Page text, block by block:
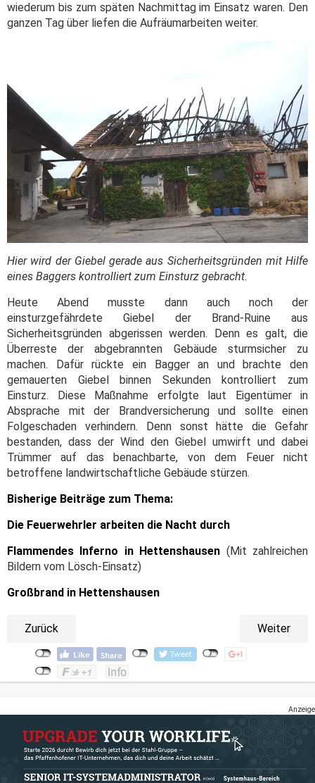
wiederum bis zum späten Nachmittag im Einsatz waren. Den
ganzen Tag über liefen die Aufräumarbeiten weiter.
Hier wird der Giebel gerade aus Sicherheitsgründen mit Hilfe
eines Baggers kontrolliert zum Einsturz gebracht.
Heute Abend musste dann auch noch der
einsturzgefährdete Giebel der Brand-Ruine aus
Sicherheitsgründen abgerissen werden. Denn es galt, die
Überreste der abgebrannten Gebäude sturmsicher zu
machen. Dafür rückte ein Bagger an und brachte den
gemauerten Giebel binnen Sekunden kontrolliert zum
Einsturz. Diese Maßnahme erfolgte laut Eigentümer in
Absprache mit der Brandversicherung und sollte einen
Folgeschaden verhindern. Denn sonst hätte die Gefahr
bestanden, dass der Wind den Giebel umwirft und dabei
Trümmer auf das benachbarte, von dem Feuer nicht
betroffene landwirtschaftliche Gebäude stürzen.
Bisherige Beiträge zum Thema:
Die Feuerwehrler arbeiten die Nacht durch
Flammendes Inferno in Hettenshausen (Mit zahlreichen
Bildern vom Lösch-Einsatz)
Großbrand in Hettenshausen
Zurück Weiter
Anzeige